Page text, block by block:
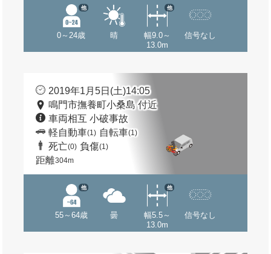
0～24歳
他
晴
幅9.0～
13.0m
他
信号なし
2019年1月5日(土)14:05
鳴門市撫養町小桑島 付近
車両相互 小破事故
軽自動車(1) 自転車(1)
死亡(0) 負傷(1)
距離304m
55～64歳
他
曇
幅5.5～
13.0m
他
信号なし